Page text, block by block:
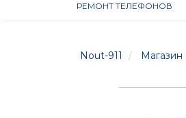
РЕМОНТ ТЕЛЕФОНОВ
Nout-911 Магазин